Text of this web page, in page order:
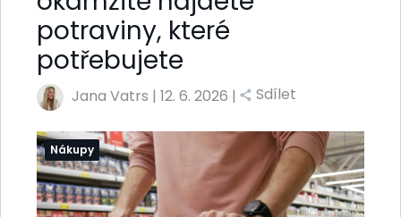
potraviny, které
potřebujete
Jana Vatrs | 12. 6. 2026 | Sdílet
Nákupy